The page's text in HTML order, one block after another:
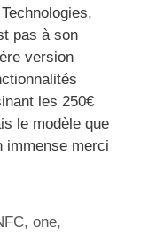
pas à son
version
les 250€
le modèle que
immense merci
,one,